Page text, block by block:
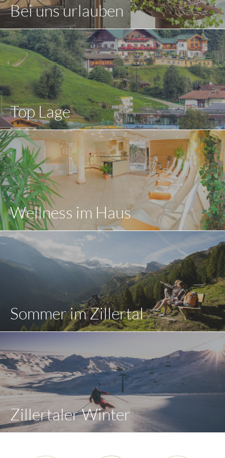
Bei uns urlauben
Top Lage
Wellness im Haus
Sommer im Zillertal
Zillertaler Winter